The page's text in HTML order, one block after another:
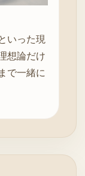
いった現
想論だけ
で一緒に